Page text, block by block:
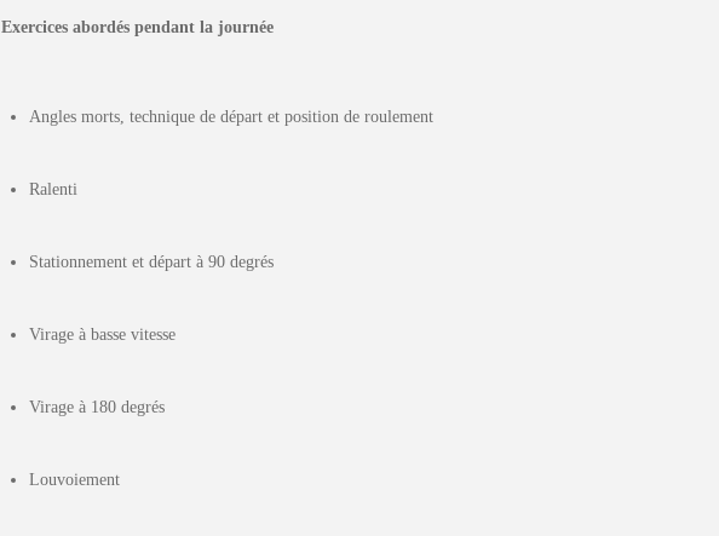
Exercices abordés pendant la journée
Angles morts, technique de départ et position de roulement
Ralenti
Stationnement et départ à 90 degrés
Virage à basse vitesse
Virage à 180 degrés
Louvoiement